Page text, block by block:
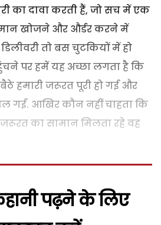
का दावा करती हैं, जो सच में एक
खोजने और और्डर करने में
तो बस चुटकियों में हो
पर हमें यह अच्छा लगता है कि
हमारी जरूरत पूरी हो गई और
गई. आखिर कौन नहीं चाहता कि
का सामान मिलता रहे वह
पढ़ने के लिए